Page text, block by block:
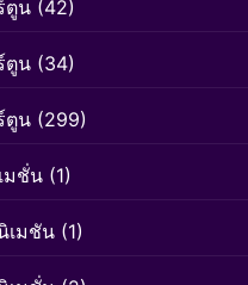
ตูน (42)
ตูน (34)
ตูน (299)
มชั่น (1)
เมชัน (1)